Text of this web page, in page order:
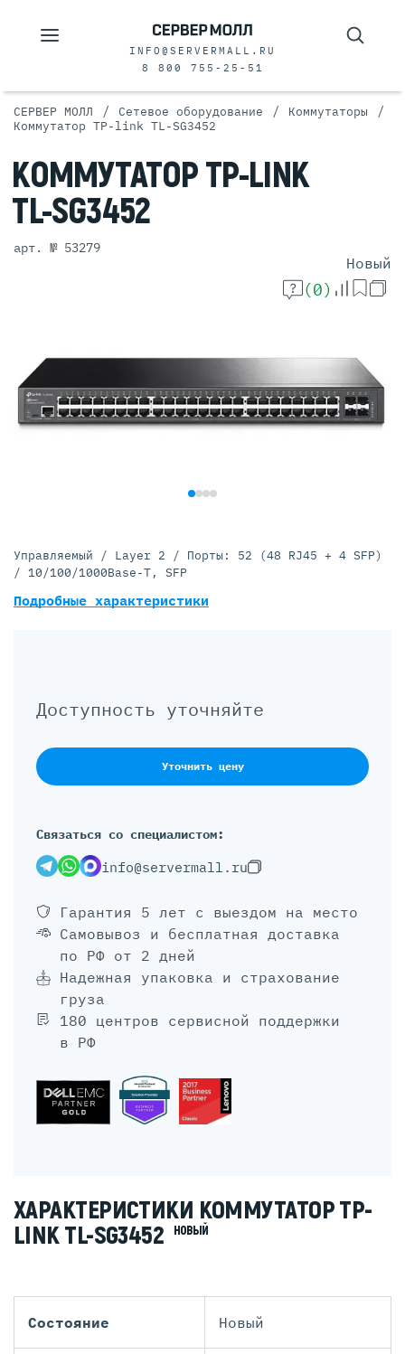
INFO@SERVERMALL.RU
8 800 755-25-51
СЕРВЕР МОЛЛ / Сетевое оборудование / Коммутаторы /
Коммутатор TP-link TL-SG3452
КОММУТАТОРTP-LINK
TL-SG3452
арт. № 53279
Новый
(0)
Доступность уточняйте
Уточнить цену
Связаться со специалистом:
info@servermall.ru
Гарантия 5 лет с выездом на место
Самовывоз и бесплатная доставка
по РФ от 2 дней
Надежная упаковка и страхование
груза
180 центров сервисной поддержки
в РФ
Управляемый / Layer 2 / Порты: 52 (48 RJ45 + 4 SFP)
/ 10/100/1000Base-T, SFP
Подробные характеристики
ХАРАКТЕРИСТИКИ КОММУТАТОР TP-
LINK TL-SG3452
НОВЫЙ
Состояние Новый